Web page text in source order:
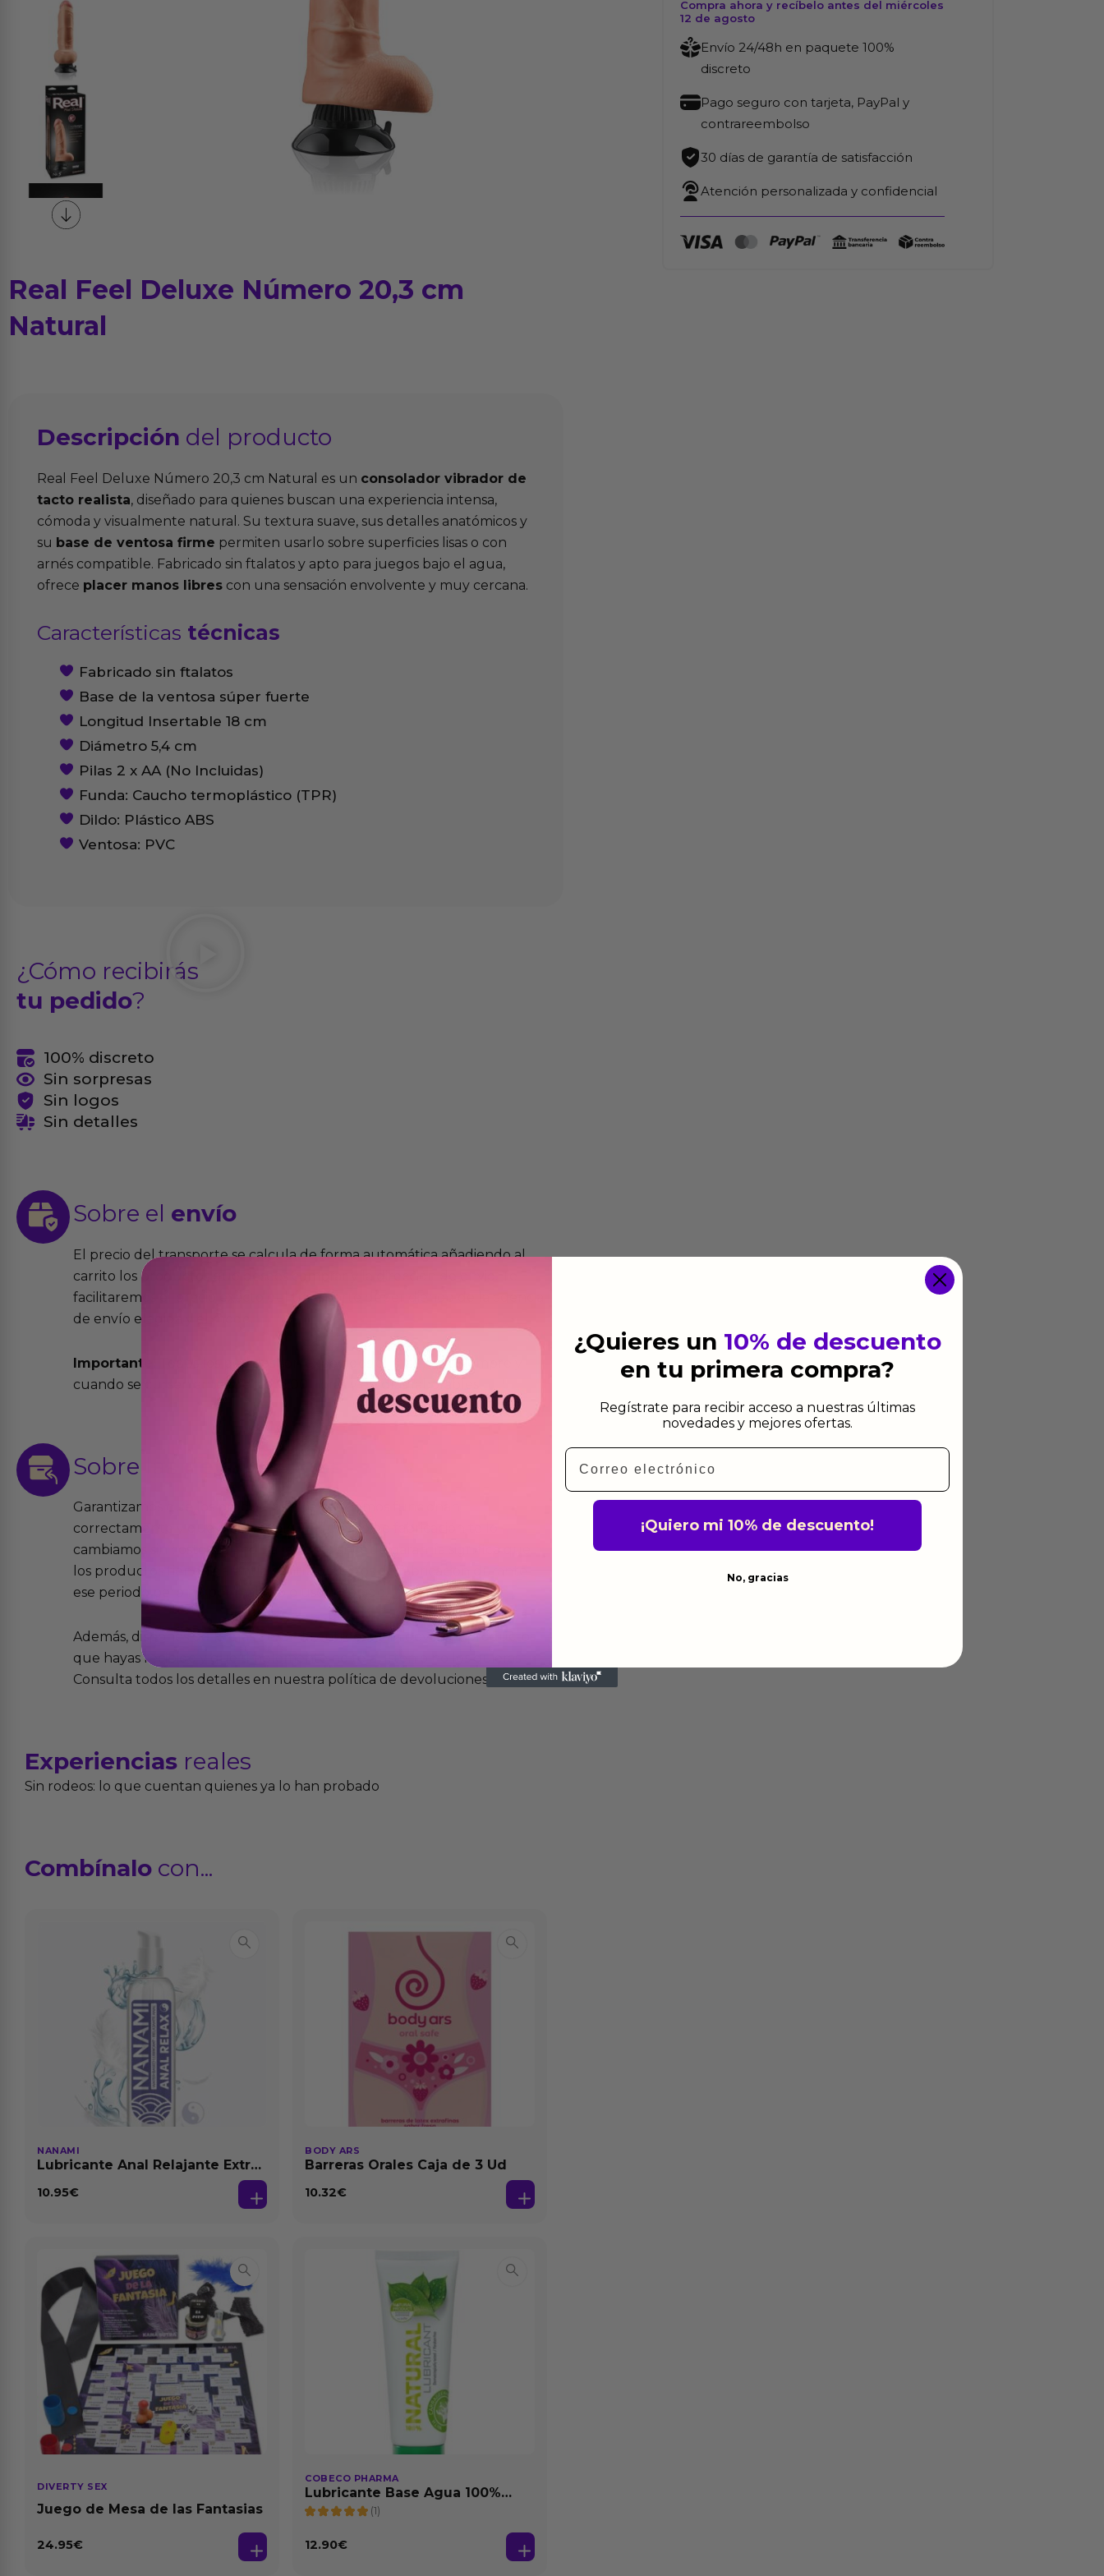
Real Feel Deluxe Número 20,3 cm
Natural
Descripción del producto
Real Feel Deluxe Número 20,3 cm Natural es un consolador vibrador de
tacto realista, diseñado para quienes buscan una experiencia intensa,
cómoda y visualmente natural. Su textura suave, sus detalles anatómicos y
su base de ventosa firme permiten usarlo sobre superficies lisas o con
arnés compatible. Fabricado sin ftalatos y apto para juegos bajo el agua,
ofrece placer manos libres con una sensación envolvente y muy cercana.
Características técnicas
Fabricado sin ftalatos
Base de la ventosa súper fuerte
Longitud Insertable 18 cm
Diámetro 5,4 cm
Pilas 2 x AA (No Incluidas)
Funda: Caucho termoplástico (TPR)
Dildo: Plástico ABS
Ventosa: PVC
¿Cómo recibirás
tu pedido?
100% discreto
Sin sorpresas
Sin logos
Sin detalles
Sobre el envío
El precio del transporte se calcula de forma automática añadiendo al
carrito los productos que desees comprar y la dirección de envio. Te
facilitaremos el precio exacto del transporte dependiendo de la agencia
de envío elegida y el modo.
Importante:
Todos los pedidos son expedidos el mismo dia siempre y
cuando se cursen antes de las 13:00 horas y en días laborables.
Sobre las devoluciones
Garantizamos que los productos que vendemos funcionan
correctamente y que si tienen algún defecto de fabricación te lo
cambiamos sin costo alguno. La ley de 2 años de garantía significa que
los productos tienen garantía contra defectos de fabricación durante
ese periodo pero no por mal uso o uso indebido.
Además, dispones de 15 días desde la entrega para devolver productos
que hayas recibido y que simplemente no te gusten o no los quieras.
Consulta todos los detalles en nuestra política de devoluciones.
Experiencias reales
Sin rodeos: lo que cuentan quienes ya lo han probado
Combínalo con...
NANAMI
Lubricante Anal Relajante Extra
10.95€
BODY ARS
Barreras Orales Caja de 3 Ud
10.32€
DIVERTY SEX
Juego de Mesa de las Fantasias
24.95€
COBECO PHARMA
Lubricante Base Agua 100%
Natural 125 ml
(1)
12.90€
Compra ahora y recíbelo antes del miércoles
12 de agosto
Envío 24/48h en paquete 100%
discreto
Pago seguro con tarjeta, PayPal y
contrareembolso
30 días de garantía de satisfacción
Atención personalizada y confidencial
¿Quieres un 10% de descuento
en tu primera compra?
Regístrate para recibir acceso a nuestras últimas
novedades y mejores ofertas.
Email
¡Quiero mi 10% de descuento!
No, gracias